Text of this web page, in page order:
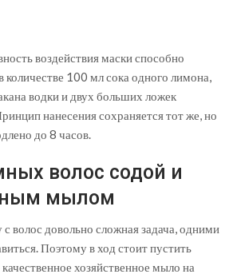
воздействия маски способно
количестве 100 мл сока одного лимона,
водки и двух больших ложек
нанесения сохраняется тот же, но
до 8 часов.
волос содой и
мылом
волос довольно сложная задача, одними
Поэтому в ход стоит пустить
хозяйственное мыло на